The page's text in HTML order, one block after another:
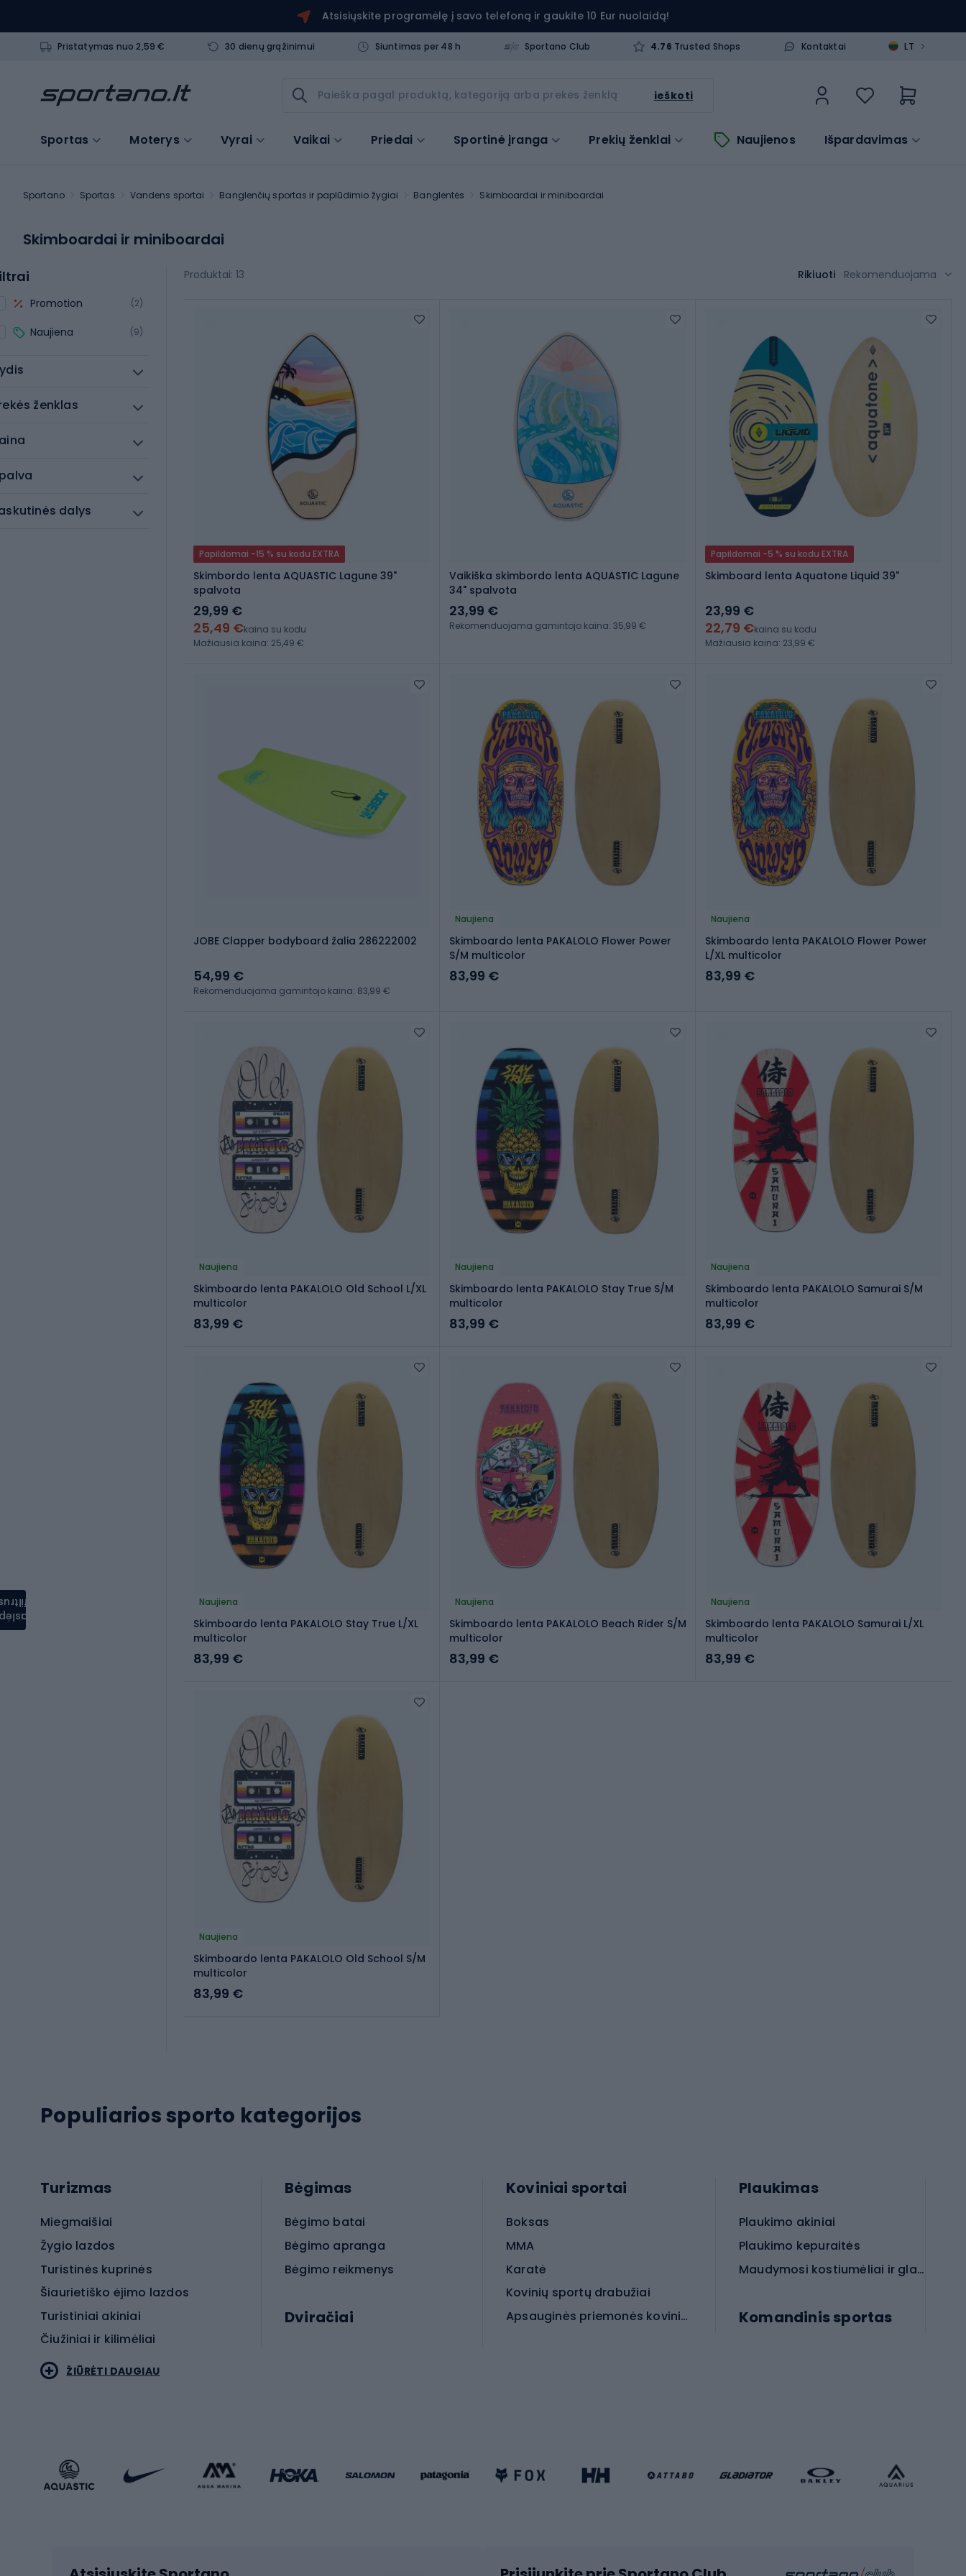
Atsisiųskite programėlę į savo telefoną ir gaukite 10 Eur nuolaidą!
Pristatymas nuo 2,59 € 30 dienų grąžinimui Siuntimas per 48 h Sportano Club 4.76 Trusted Shops Kontaktai LT >
ieškoti
Sportas Moterys Vyrai Vaikai Priedai Sportinė įranga Prekių ženklai Naujienos Išpardavimas
Sportano Sportas Vandens sportai Banglenčių sportas ir paplūdimio žygiai Banglentės Skimboardai ir miniboardai
Skimboardai ir miniboardai
Promotion (2)
Naujiena (9)
ženklas
dalys
Produktai: 13 Rikiuoti Rekomenduojama
Papildomai -15 % su kodu EXTRA
Skimbordo lenta AQUASTIC Lagune 39"
spalvota
29,99 €
25,49 €kaina su kodu
Mažiausia kaina: 25,49 €
Vaikiška skimbordo lenta AQUASTIC Lagune
34" spalvota
23,99 €
Rekomenduojama gamintojo kaina: 35,99 €
Papildomai -5 % su kodu EXTRA
Skimboard lenta Aquatone Liquid 39"
23,99 €
22,79 €kaina su kodu
Mažiausia kaina: 23,99 €
JOBE Clapper bodyboard žalia 286222002
54,99 €
Rekomenduojama gamintojo kaina: 83,99 €
Naujiena
Skimboardo lenta PAKALOLO Flower Power
S/M multicolor
83,99 €
Naujiena
Skimboardo lenta PAKALOLO Flower Power
L/XL multicolor
83,99 €
Naujiena
Skimboardo lenta PAKALOLO Old School L/XL
multicolor
83,99 €
Naujiena
Skimboardo lenta PAKALOLO Stay True S/M
multicolor
83,99 €
Naujiena
Skimboardo lenta PAKALOLO Samurai S/M
multicolor
83,99 €
Naujiena
Skimboardo lenta PAKALOLO Stay True L/XL
multicolor
83,99 €
Naujiena
Skimboardo lenta PAKALOLO Beach Rider S/M
multicolor
83,99 €
Naujiena
Skimboardo lenta PAKALOLO Samurai L/XL
multicolor
83,99 €
Naujiena
Skimboardo lenta PAKALOLO Old School S/M
multicolor
83,99 €
Populiarios sporto kategorijos
Turizmas
Miegmaišiai
Žygio lazdos
Turistinės kuprinės
Šiaurietiško ėjimo lazdos
Turistiniai akiniai
Čiužiniai ir kilimėliai
Sportinio stiliaus avalynė
Sportinio stiliaus aksesuarai
Bėgimas
Bėgimo batai
Bėgimo apranga
Bėgimo reikmenys
Dviračiai
Vaikiški dviračiai
Koviniai sportai
Boksas
MMA
Karatė
Kovinių sportų drabužiai
Apsauginės priemonės koviniam sportui
Riedučiai
Plaukimas
Plaukimo akiniai
Plaukimo kepuraitės
Maudymosi kostiumėliai ir glaudės
Komandinis sportas
Krepšinio apranga
ŽIŪRĖTI DAUGIAU